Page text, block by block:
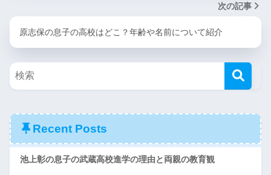
次の記事
原志保の息子の高校はどこ？年齢や名前について紹介
Recent Posts
池上彰の息子の武蔵高校進学の理由と両親の教育観